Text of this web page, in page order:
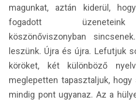
magunkat, aztán kiderül,
fogadott
köszönőviszonyban
leszünk. Újra és újra. Lefutjuk
köröket, két különböző
meglepetten tapasztaljuk,
mindig pont ugyanaz. Az a